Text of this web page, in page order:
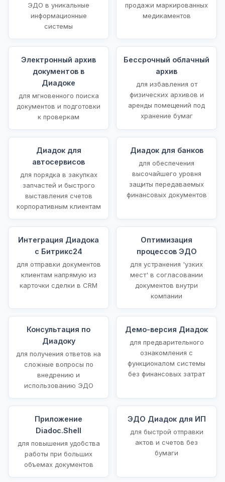
ЭДО в уникальные
информационные
системы
продажи маркированных
медикаментов
Электронный архив
документов в
Диадоке
для мгновенного поиска
документов и подготовки
к проверкам
Бессрочный облачный
архив
для избавления от
физических архивов и
аренды помещений под
хранение бумаг
Диадок для
автосервисов
для порядка в закупках
запчастей и быстрого
выставления счетов
корпоративным клиентам
Диадок для банков
для обеспечения
высочайшего уровня
защиты передаваемых
финансовых документов
Интеграция Диадока
с Битрикс24
для отправки документов
клиентам напрямую из
карточки сделки в CRM
Оптимизация
процессов ЭДО
для устранения 'узких
мест' в согласовании
документов внутри
компании
Консультация по
Диадоку
для получения ответов на
сложные вопросы по
внедрению и
использованию ЭДО
Демо-версия Диадок
для предварительного
ознакомления с
функционалом системы
без финансовых затрат
Приложение
Diadoc.Shell
для повышения удобства
работы при больших
объемах документов
ЭДО Диадок для ИП
для быстрой отправки
актов и счетов без
бумаги